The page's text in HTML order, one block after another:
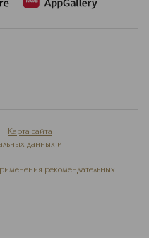
Карта сайта
данных и
рекомендательных